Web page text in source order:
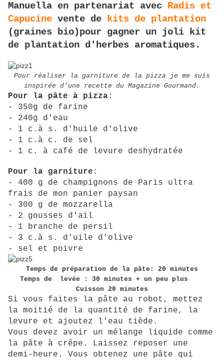
Manuella en partenariat avec Radis et
Capucine vente de kits de plantation
(graines bio)pour gagner un joli kit
de plantation d'herbes aromatiques.
Pour réaliser la garniture de la pizza je me suis
inspirée d'une recette du Magazine Gourmand.
Pour la pâte à pizza:
- 350g de farine
- 240g d'eau
- 1 c.à s. d'huile d'olive
- 1 c.à c. de sel
- 1 c. à café de levure deshydratée
Pour la garniture :
- 400 g de champignons de Paris ultra
frais de mon panier paysan
- 300 g de mozzarella
- 2 gousses d'ail
- 1 branche de persil
- 3 c.à s. d'uile d'olive
- sel et poivre
Temps de préparation de la pâte: 20 minutes
Temps de levée : 30 minutes + un peu plus
Cuisson 20 minutes
Si vous faites la pâte au robot, mettez
la moitié de la quantité de farine, la
levure et ajoutez l'eau tiède.
Vous devez avoir un mélange liquide comme
la pâte à crêpe. Laissez reposer une
demi-heure. Vous obtenez une pâte qui